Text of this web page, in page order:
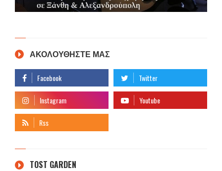
ΑΚΟΛΟΥΘΗΣΤΕ ΜΑΣ
TOST GARDEN